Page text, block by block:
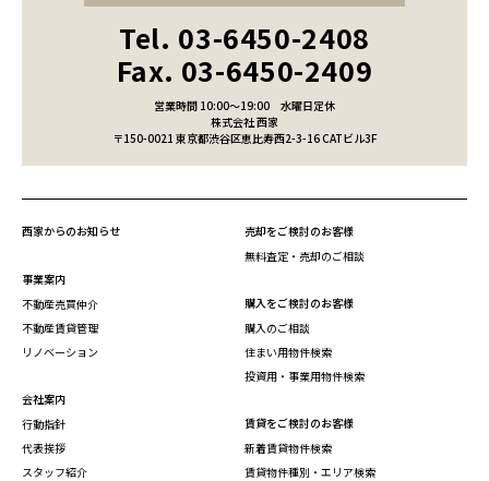
Tel. 03-6450-2408
Fax. 03-6450-2409
営業時間 10:00～19:00
水曜日定休
株式会社 西家
〒150-0021 東京都渋谷区恵比寿西2-3-16 CATビル3F
西家からのお知らせ
事業案内
不動産売買仲介
不動産賃貸管理
リノベーション
会社案内
行動指針
代表挨拶
スタッフ紹介
売却をご検討のお客様
無料査定・売却のご相談
購入をご検討のお客様
購入のご相談
住まい用物件検索
投資用・事業用物件検索
賃貸をご検討のお客様
新着賃貸物件検索
賃貸物件種別・エリア検索